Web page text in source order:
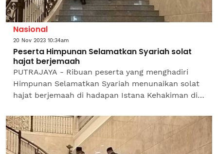
Nasional
20 Nov 2023 10:34am
Peserta Himpunan Selamatkan Syariah solat
hajat berjemaah
PUTRAJAYA - Ribuan peserta yang menghadiri
Himpunan Selamatkan Syariah menunaikan solat
hajat berjemaah di hadapan Istana Kehakiman di
dilakukan...